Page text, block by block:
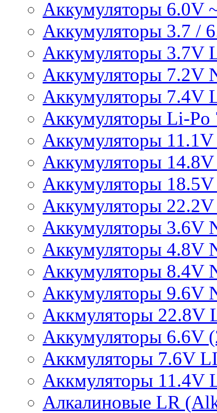
Аккумуляторы 6.0V
Аккумуляторы 3.7 /
Аккумуляторы 3.7V
Аккумуляторы 7.2V
Аккумуляторы 7.4V
Аккумуляторы Li-Po
Аккумуляторы
Аккумуляторы
Аккумуляторы
Аккумуляторы
Аккумуляторы 3.6V
Аккумуляторы 4.8V
Аккумуляторы 8.4V
Аккумуляторы 9.6V
Аккмуляторы 22.8V
Аккумуляторы 6.6V
Аккмуляторы 7.6V
Аккмуляторы 11.4V
Алкалиновые LR